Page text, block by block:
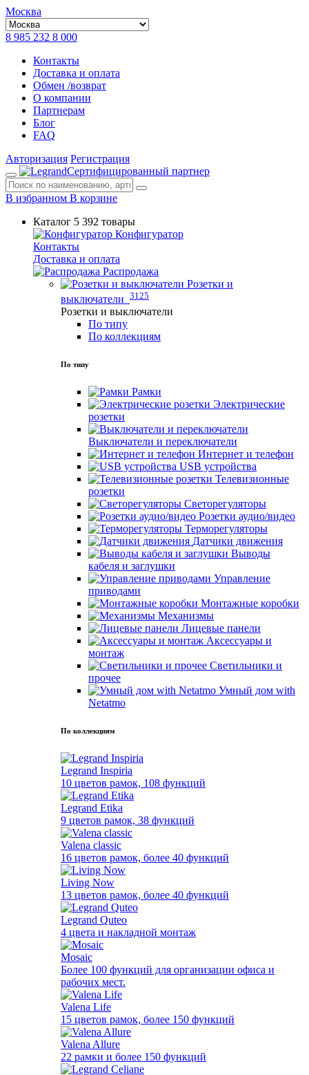
Москва
8 985 232 8 000
Контакты
Доставка и оплата
Обмен /возврат
О компании
Партнерам
Блог
FAQ
Авторизация Регистрация
Сертифицированный партнер
В избранном В корзине
Каталог 5 392 товары
Конфигуратор
Контакты
Доставка и оплата
Распродажа
Розетки и
выключатели 3125
Розетки и выключатели
По типу
По коллекциям
По типу
Рамки
Электрические
розетки
Выключатели и переключатели
Интернет и телефон
USB устройства
Телевизионные
розетки
Светорегуляторы
Розетки аудио/видео
Терморегуляторы
Датчики движения
Выводы
кабеля и заглушки
Управление
приводами
Монтажные коробки
Механизмы
Лицевые панели
Аксессуары и
монтаж
Светильники и
прочее
Умный дом with
Netatmo
По коллекциям
Legrand Inspiria
10 цветов рамок, 108 функций
Legrand Etika
9 цветов рамок, 38 функций
Valena classic
16 цветов рамок, более 40 функций
Living Now
13 цветов рамок, более 40 функций
Legrand Quteo
4 цвета и накладной монтаж
Mosaic
Более 100 функций для организации офиса и
рабочих мест.
Valena Life
15 цветов рамок, более 150 функций
Valena Allure
22 рамки и более 150 функций